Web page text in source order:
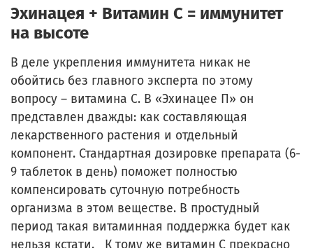
Эхинацея + Витамин С = иммунитет
на высоте
В деле укрепления иммунитета никак не
обойтись без главного эксперта по этому
вопросу – витамина С. В «Эхинацее П» он
представлен дважды: как составляющая
лекарственного растения и отдельный
компонент. Стандартная дозировке препарата (6-
9 таблеток в день) поможет полностью
компенсировать суточную потребность
организма в этом веществе. В простудный
период такая витаминная поддержка будет как
нельзя кстати. К тому же витамин С прекрасно